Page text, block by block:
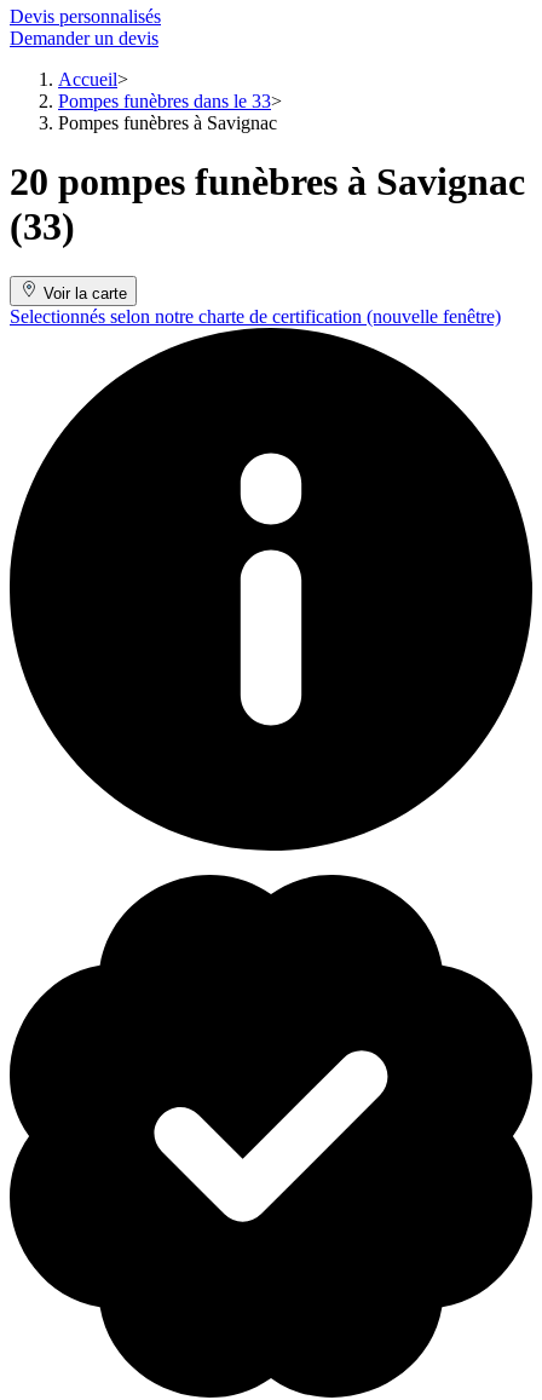
Devis personnalisés
Demander un devis
Accueil
Pompes funèbres dans le 33
Pompes funèbres à Savignac
20 pompes funèbres à Savignac
(33)
Voir la carte
Selectionnés selon notre charte de certification (nouvelle fenêtre)